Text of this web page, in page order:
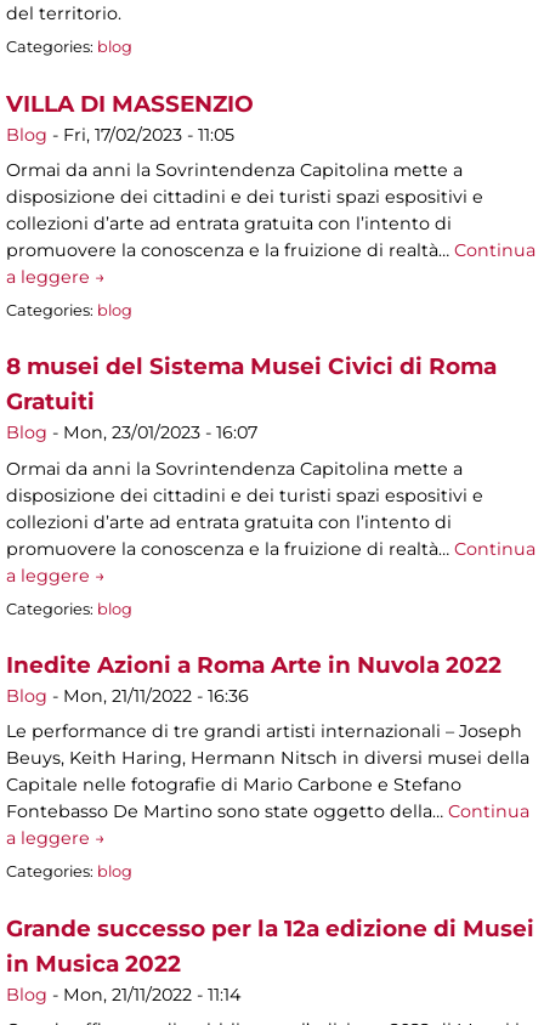
del territorio.
Categories: blog
VILLA DI MASSENZIO
Blog - Fri, 17/02/2023 - 11:05
Ormai da anni la Sovrintendenza Capitolina mette a
disposizione dei cittadini e dei turisti spazi espositivi e
collezioni d’arte ad entrata gratuita con l’intento di
promuovere la conoscenza e la fruizione di realtà… Continua
a leggere →
Categories: blog
8 musei del Sistema Musei Civici di Roma
Gratuiti
Blog - Mon, 23/01/2023 - 16:07
Ormai da anni la Sovrintendenza Capitolina mette a
disposizione dei cittadini e dei turisti spazi espositivi e
collezioni d’arte ad entrata gratuita con l’intento di
promuovere la conoscenza e la fruizione di realtà… Continua
a leggere →
Categories: blog
Inedite Azioni a Roma Arte in Nuvola 2022
Blog - Mon, 21/11/2022 - 16:36
Le performance di tre grandi artisti internazionali – Joseph
Beuys, Keith Haring, Hermann Nitsch in diversi musei della
Capitale nelle fotografie di Mario Carbone e Stefano
Fontebasso De Martino sono state oggetto della… Continua
a leggere →
Categories: blog
Grande successo per la 12a edizione di Musei
in Musica 2022
Blog - Mon, 21/11/2022 - 11:14